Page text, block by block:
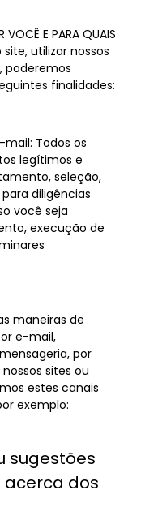
VOCÊ E PARA QUAIS
site, utilizar nossos
poderemos
finalidades:
Todos os
legítimos e
seleção,
diligências
você seja
execução de
maneiras de
e-mail,
por
sites ou
estes canais
exemplo:
sugestões
acerca dos